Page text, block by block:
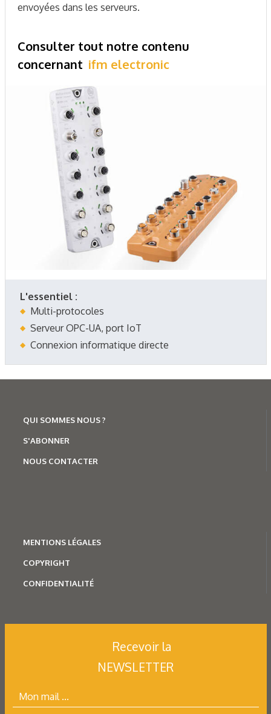
envoyées dans les serveurs.
Consulter tout notre contenu
concernant ifm electronic
L'essentiel :
Multi-protocoles
Serveur OPC-UA, port IoT
Connexion informatique directe
QUI SOMMES NOUS ?
S'ABONNER
NOUS CONTACTER
MENTIONS LÉGALES
COPYRIGHT
CONFIDENTIALITÉ
Recevoir la
NEWSLETTER